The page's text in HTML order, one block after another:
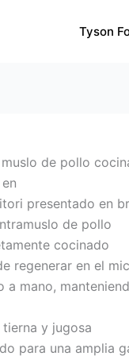
Tyson
de pollo
presentado en
de pollo
cocinado
regenerar en el
a mano,
tierna y jugosa
para una amplia